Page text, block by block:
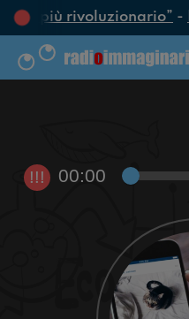
più rivoluzionario”-
!!! 00:00